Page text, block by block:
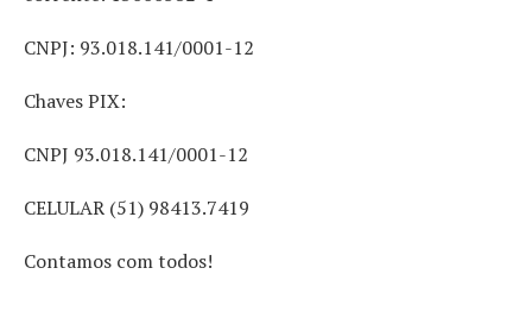
CNPJ: 93.018.141/0001-12
Chaves PIX:
CNPJ 93.018.141/0001-12
CELULAR (51) 98413.7419
Contamos com todos!